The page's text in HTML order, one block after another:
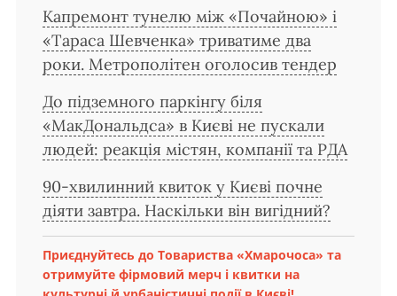
Капремонт тунелю між «Почайною» і
«Тараса Шевченка» триватиме два
роки. Метрополітен оголосив тендер
До підземного паркінгу біля
«МакДональдса» в Києві не пускали
людей: реакція містян, компанії та РДА
90-хвилинний квиток у Києві почне
діяти завтра. Наскільки він вигідний?
Приєднуйтесь до Товариства «Хмарочоса» та
отримуйте фірмовий мерч і квитки на